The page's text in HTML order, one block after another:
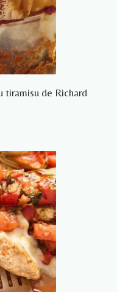
tiramisu de Richard